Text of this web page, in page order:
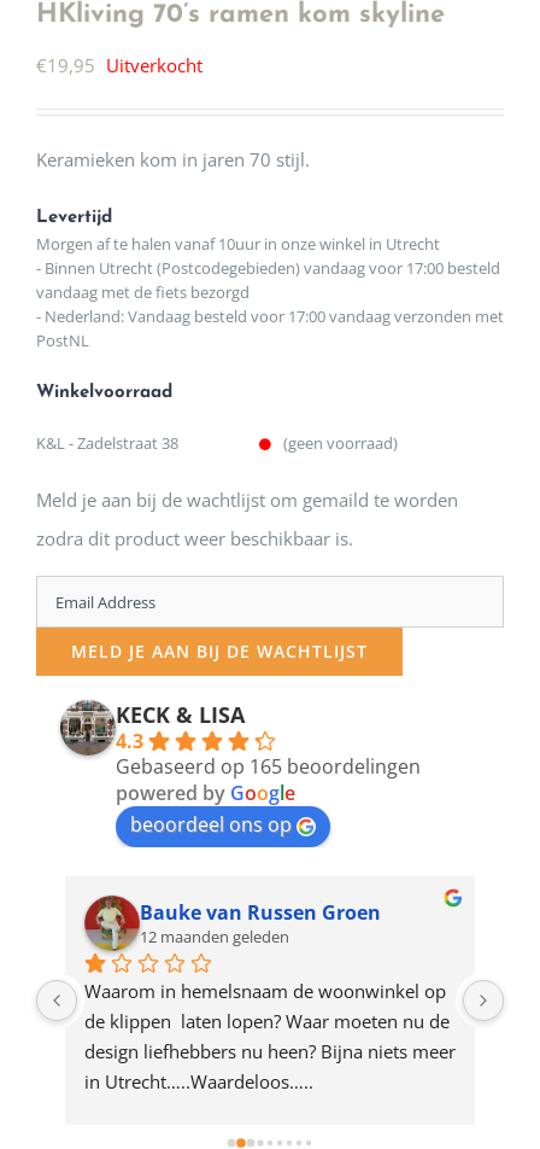
HKliving 70’s ramen kom skyline
€19,95 Uitverkocht
Keramieken kom in jaren 70 stijl.
Levertijd
Morgen af te halen vanaf 10uur in onze winkel in Utrecht
- Binnen Utrecht (Postcodegebieden) vandaag voor 17:00 besteld
vandaag met de fiets bezorgd
- Nederland: Vandaag besteld voor 17:00 vandaag verzonden met
PostNL
Winkelvoorraad
K&L - Zadelstraat 38 (geen voorraad)
Meld je aan bij de wachtlijst om gemaild te worden
zodra dit product weer beschikbaar is.
Enter
your
email
address
product
MELD JE AAN BIJ DE WACHTLIJST
KECK & LISA
4.3
Gebaseerd op 165 beoordelingen
powered by Google
beoordeel ons op
Bauke van Russen Groen
12 maanden geleden
Waarom in hemelsnaam de woonwinkel op
de klippen  laten lopen? Waar moeten nu de
design liefhebbers nu heen? Bijna niets meer
in Utrecht…..Waardeloos…..